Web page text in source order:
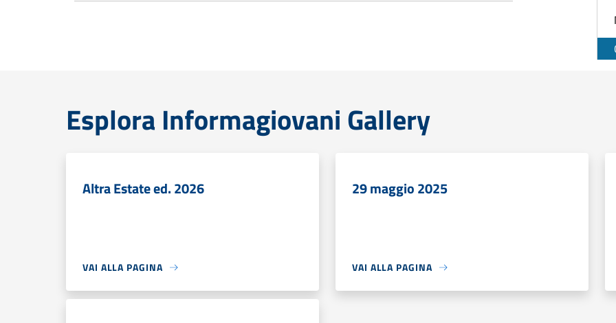
Esplora Informagiovani Gallery
Altra Estate ed. 2026
VAI ALLA PAGINA
29 maggio 2025
VAI ALLA PAGINA